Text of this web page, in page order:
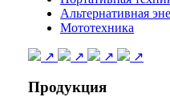
Альтернативная
Мототехника
↗ ↗ ↗ ↗
Продукция